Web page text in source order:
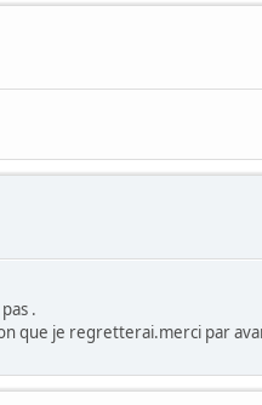
.
que je regretterai.merci par